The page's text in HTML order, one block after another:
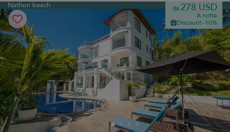
Nathon beach da 278 USD
A notte
Discount -10%